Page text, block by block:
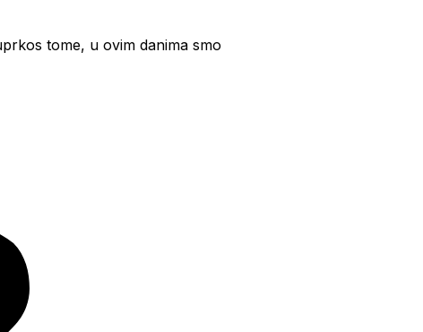
tome, u ovim danima smo